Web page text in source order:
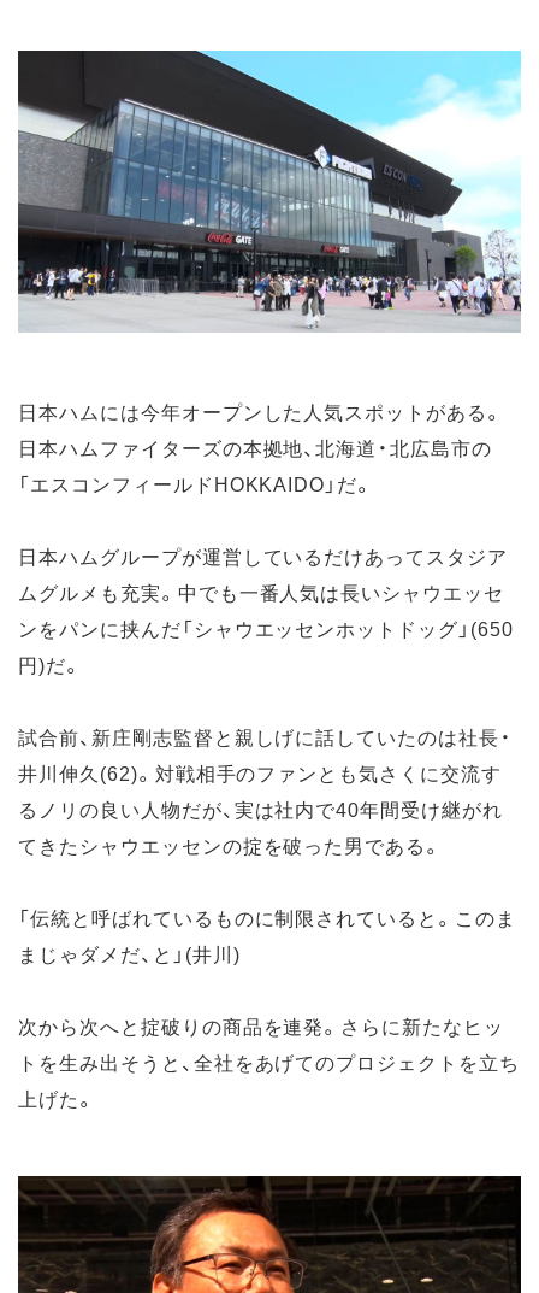
日本ハムには今年オープンした人気スポットがある。
日本ハムファイターズの本拠地、北海道・北広島市の
「エスコンフィールドHOKKAIDO」だ。
日本ハムグループが運営しているだけあってスタジア
ムグルメも充実。中でも一番人気は長いシャウエッセ
ンをパンに挟んだ「シャウエッセンホットドッグ」(650
円)だ。
試合前、新庄剛志監督と親しげに話していたのは社長・
井川伸久(62)。対戦相手のファンとも気さくに交流す
るノリの良い人物だが、実は社内で40年間受け継がれ
てきたシャウエッセンの掟を破った男である。
「伝統と呼ばれているものに制限されていると。このま
まじゃダメだ、と」(井川)
次から次へと掟破りの商品を連発。さらに新たなヒッ
トを生み出そうと、全社をあげてのプロジェクトを立ち
上げた。